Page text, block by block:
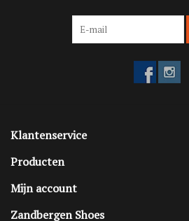
Klantenservice
Producten
Mijn account
Zandbergen Shoes